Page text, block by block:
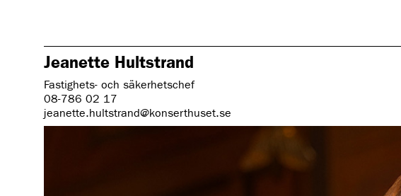
Jeanette Hultstrand
Fastighets- och säkerhetschef
08-786 02 17
jeanette.hultstrand@konserthuset.se